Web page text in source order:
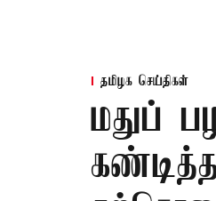
தமிழக செய்திகள்
மதுப்